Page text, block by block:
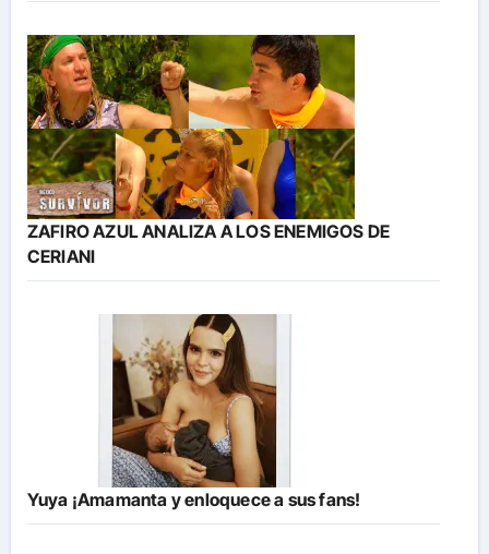
ZAFIRO AZUL ANALIZA A LOS ENEMIGOS DE
CERIANI
Yuya ¡Amamanta y enloquece a sus fans!